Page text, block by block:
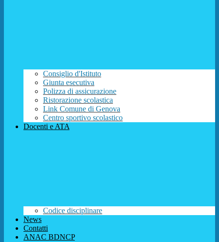
Consiglio d'Istituto
Giunta esecutiva
Polizza di assicurazione
Ristorazione scolastica
Link Comune di Genova
Centro sportivo scolastico
Docenti e ATA
Codice disciplinare
News
Contatti
ANAC BDNCP